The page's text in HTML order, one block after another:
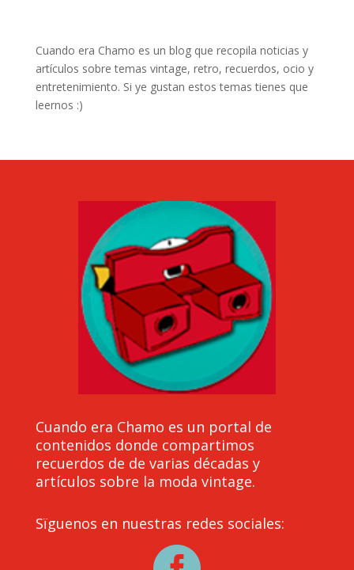
Cuando era Chamo es un blog que recopila noticias y
artículos sobre temas vintage, retro, recuerdos, ocio y
entretenimiento. Si ye gustan estos temas tienes que
leernos :)
Cuando era Chamo es un portal de
contenidos donde compartimos
recuerdos de de varias décadas y
artículos sobre la moda vintage.
Sïguenos en nuestras redes sociales: